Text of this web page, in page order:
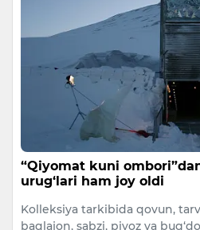
“Qiyomat kuni
urug‘lari ham joy oldi
Kolleksiya tarkibida qovun,
baqlajon, sabzi, piyoz va